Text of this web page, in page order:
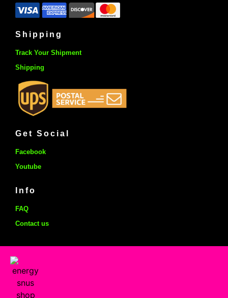
Shipping
Track Your Shipment
Shipping
Get Social
Facebook
Youtube
Info
FAQ
Contact us